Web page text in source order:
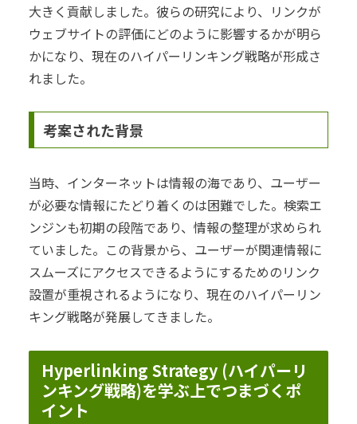
大きく貢献しました。彼らの研究により、リンクが
ウェブサイトの評価にどのように影響するかが明ら
かになり、現在のハイパーリンキング戦略が形成さ
れました。
考案された背景
当時、インターネットは情報の海であり、ユーザー
が必要な情報にたどり着くのは困難でした。検索エ
ンジンも初期の段階であり、情報の整理が求められ
ていました。この背景から、ユーザーが関連情報に
スムーズにアクセスできるようにするためのリンク
設置が重視されるようになり、現在のハイパーリン
キング戦略が発展してきました。
Hyperlinking Strategy (ハイパーリ
ンキング戦略)を学ぶ上でつまづくポ
イント